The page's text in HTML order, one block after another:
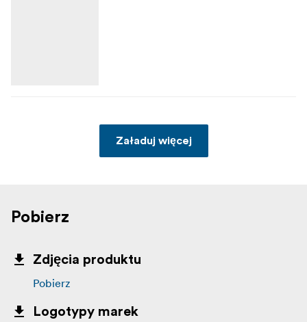
Załaduj więcej
Pobierz
Zdjęcia produktu
Pobierz
Logotypy marek